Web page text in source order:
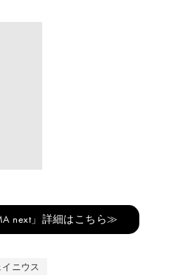
next」詳細はこちら≫
ニウス